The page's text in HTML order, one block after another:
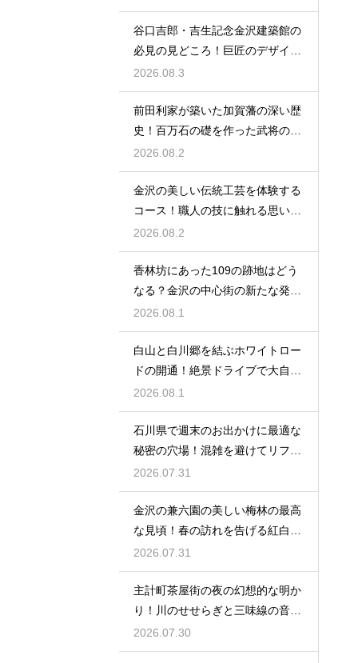
谷口吉郎・吉生記念金沢建築館の
必見の見どころ！巨匠のデザイン
の神髄
2026.08.3
前田利家が築いた加賀藩の深い歴
史！百万石の礎を作った武将の生
涯に迫る
2026.08.2
金沢の美しい伝統工芸を体験する
コース！職人の技に触れる思い出
作りの旅
2026.08.2
香林坊にあった109の跡地はどう
なる？金沢の中心街の新たな発展
と未来
2026.08.1
白山と白川郷を結ぶホワイトロー
ドの開通！絶景ドライブで大自然
を満喫
2026.08.1
石川県で週末のお出かけに最適な
秘密の穴場！混雑を避けてリフレ
ッシュ
2026.07.31
金沢の兼六園の美しい梅林の最高
な見頃！春の訪れを告げる紅白の
花の絶景
2026.07.31
主計町茶屋街の夜の幻想的な明か
り！川のせせらぎと三味線の音色
に酔う
2026.07.30